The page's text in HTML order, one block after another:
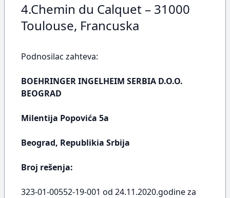
4.Chemin du Calquet – 31000
Toulouse, Francuska
Podnosilac zahteva:
BOEHRINGER INGELHEIM SERBIA D.O.O.
BEOGRAD
Milentija Popovića 5a
Beograd, Republikia Srbija
Broj rešenja:
323-01-00552-19-001 od 24.11.2020.godine za